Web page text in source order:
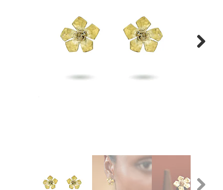
Cadeaubon